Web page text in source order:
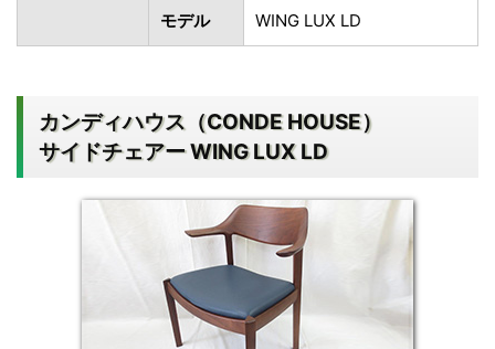
モデル WING LUX LD
カンディハウス（CONDE HOUSE）
サイドチェアー WING LUX LD